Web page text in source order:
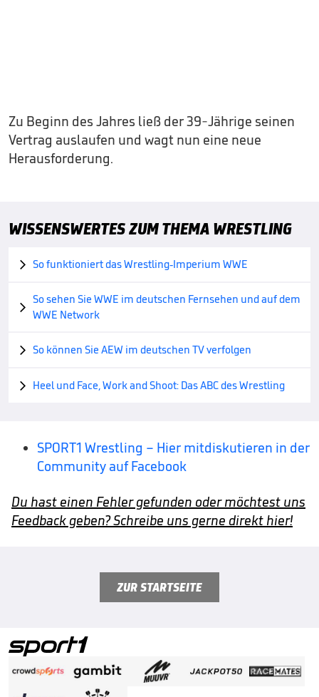
Zu Beginn des Jahres ließ der 39-Jährige seinen
Vertrag auslaufen und wagt nun eine neue
Herausforderung.
WISSENSWERTES ZUM THEMA WRESTLING
 So funktioniert das Wrestling-Imperium WWE

So sehen Sie WWE im deutschen Fernsehen und auf dem
WWE Network
 So können Sie AEW im deutschen TV verfolgen
 Heel und Face, Work and Shoot: Das ABC des Wrestling
SPORT1 Wrestling – Hier mitdiskutieren in der
Community auf Facebook
Du hast einen Fehler gefunden oder möchtest uns
Feedback geben? Schreibe uns gerne direkt hier!
ZUR STARTSEITE